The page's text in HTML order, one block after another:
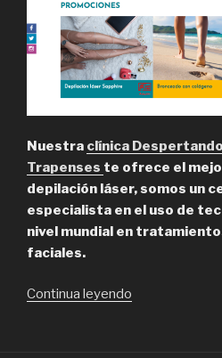
Nuestra clínica
Trapenses te ofrece el
depilación láser, somos un
especialista en el uso de
nivel mundial en
faciales.
Continua leyendo